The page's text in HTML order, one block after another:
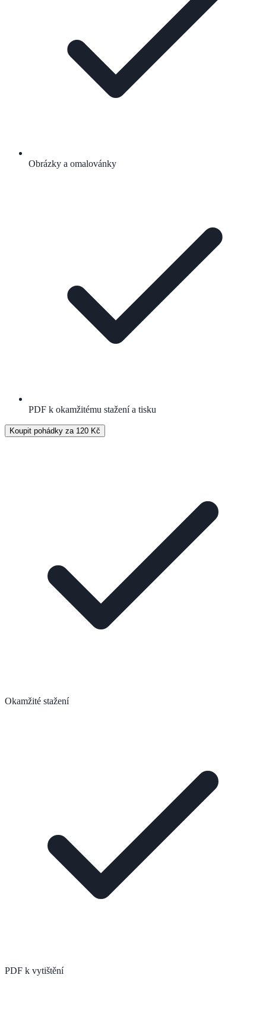
Obrázky a omalovánky
PDF k okamžitému stažení a tisku
Koupit pohádky za 120 Kč
Okamžité stažení
PDF k vytištění